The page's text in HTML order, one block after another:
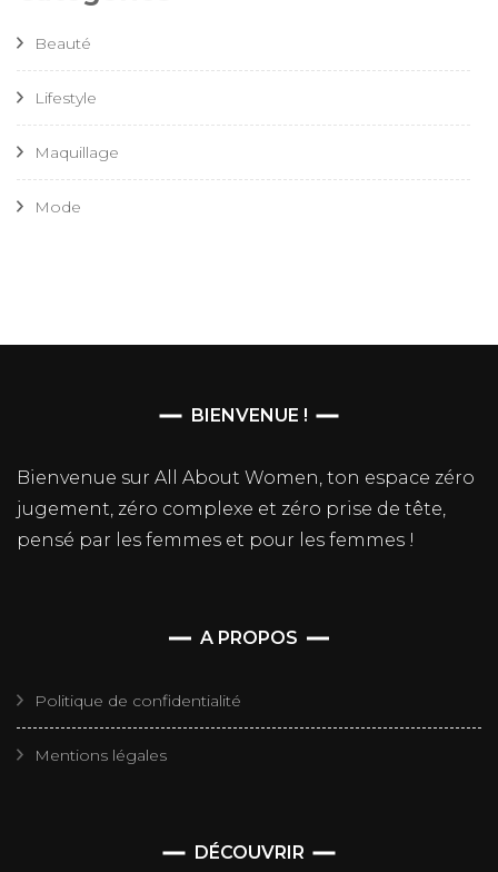
Beauté
Lifestyle
Maquillage
Mode
BIENVENUE !
Bienvenue sur All About Women, ton espace zéro
jugement, zéro complexe et zéro prise de tête,
pensé par les femmes et pour les femmes !
A PROPOS
Politique de confidentialité
Mentions légales
DÉCOUVRIR